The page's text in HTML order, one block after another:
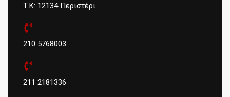
Τ.Κ: 12134 Περιστέρι
210 5768003
211 2181336